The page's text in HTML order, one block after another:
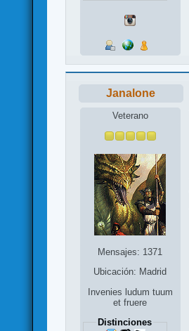
Janalone
Veterano
Mensajes: 1371
Ubicación: Madrid
Invenies ludum tuum
et fruere
Distinciones